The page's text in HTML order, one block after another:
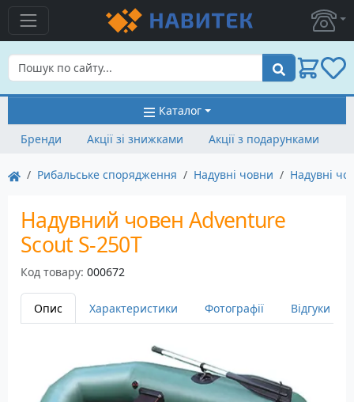
Пошук
Каталог
Бренди
Акції зі знижками Акції з подарунками
Рибальське спорядження Надувні човни Надувні
Надувний човен Adventure
Scout S-250T
Код товару: 000672
Опис Характеристики Фотографії Відгуки